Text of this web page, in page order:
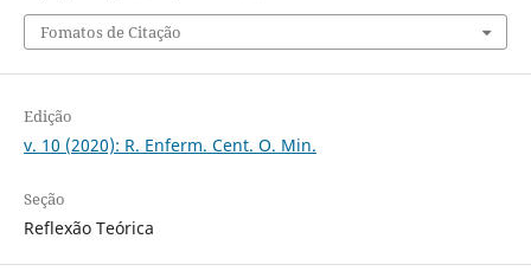
Fomatos de Citação
Edição
v. 10 (2020): R. Enferm. Cent. O. Min.
Seção
Reflexão Teórica